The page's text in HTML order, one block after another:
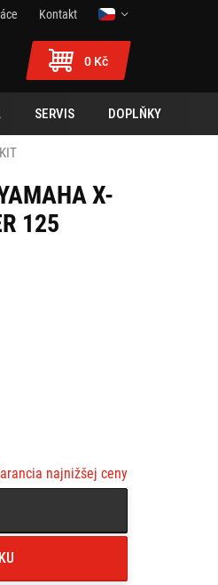
Kontakt
0 Kč
SERVIS DOPLŇKY
X-
125
najnižšej ceny